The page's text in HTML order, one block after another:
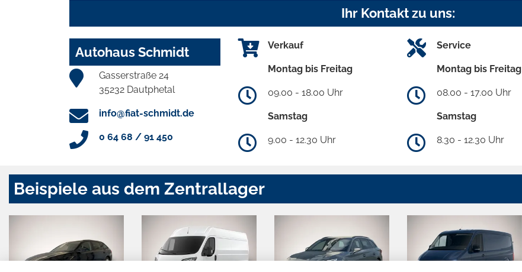
Ihr Kontakt zu uns:
Autohaus Schmidt
Gasserstraße 24
35232 Dautphetal
info@fiat-schmidt.de
0 64 68 / 91 450
Verkauf
Montag bis Freitag
09.00 - 18.00 Uhr
Samstag
9.00 - 12.30 Uhr
Service
Montag bis Freitag
08.00 - 17.00 Uhr
Samstag
8.30 - 12.30 Uhr
Beispiele aus dem Zentrallager